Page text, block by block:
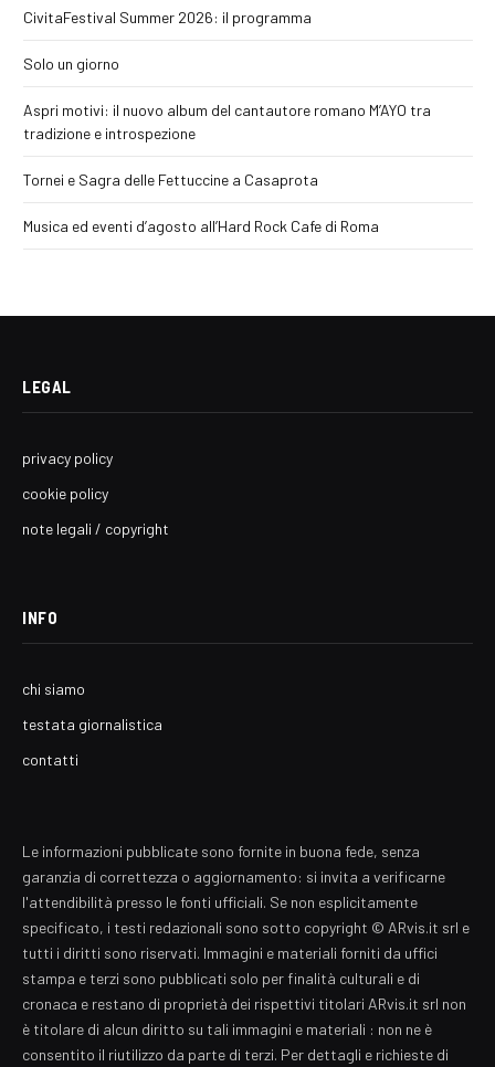
CivitaFestival Summer 2026: il programma
Solo un giorno
Aspri motivi: il nuovo album del cantautore romano M’AYO tra
tradizione e introspezione
Tornei e Sagra delle Fettuccine a Casaprota
Musica ed eventi d’agosto all’Hard Rock Cafe di Roma
LEGAL
privacy policy
cookie policy
note legali / copyright
INFO
chi siamo
testata giornalistica
contatti
Le informazioni pubblicate sono fornite in buona fede, senza
garanzia di correttezza o aggiornamento: si invita a verificarne
l'attendibilità presso le fonti ufficiali. Se non esplicitamente
specificato, i testi redazionali sono sotto copyright © ARvis.it srl e
tutti i diritti sono riservati. Immagini e materiali forniti da uffici
stampa e terzi sono pubblicati solo per finalità culturali e di
cronaca e restano di proprietà dei rispettivi titolari ARvis.it srl non
è titolare di alcun diritto su tali immagini e materiali : non ne è
consentito il riutilizzo da parte di terzi. Per dettagli e richieste di